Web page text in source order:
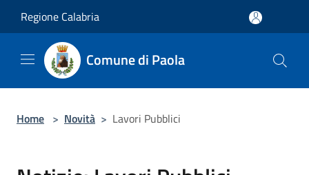
Regione Calabria
Comune di Paola
Home > Novità > Lavori Pubblici